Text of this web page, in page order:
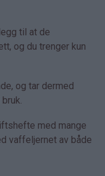
til at de
og du trenger kun
og tar dermed
med mange
vaffeljernet av både